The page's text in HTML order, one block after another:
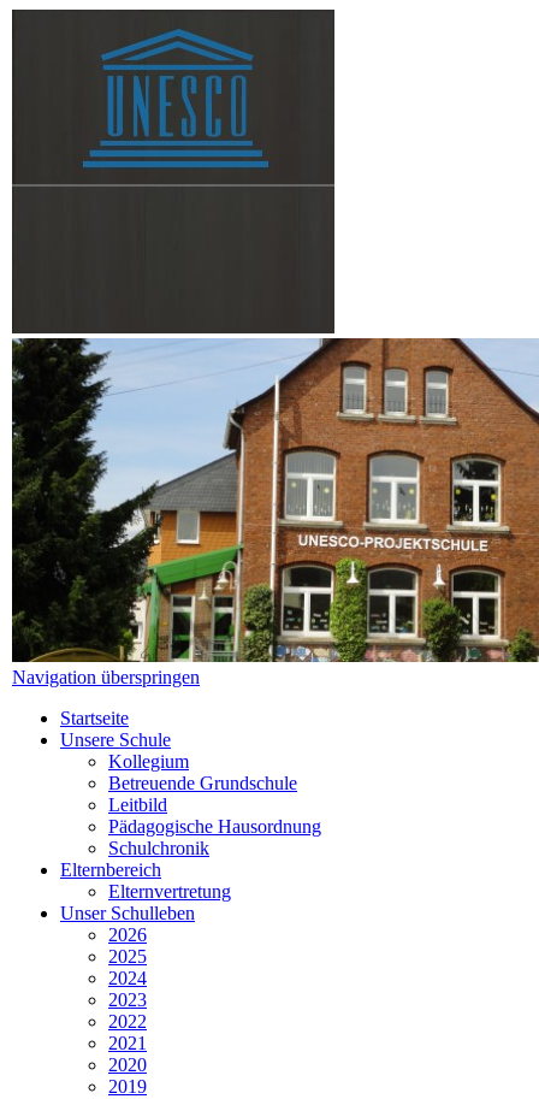
Navigation überspringen
Startseite
Unsere Schule
Kollegium
Betreuende Grundschule
Leitbild
Pädagogische Hausordnung
Schulchronik
Elternbereich
Elternvertretung
Unser Schulleben
2026
2025
2024
2023
2022
2021
2020
2019